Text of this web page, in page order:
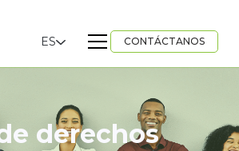
ES CONTÁCTANOS
derechos